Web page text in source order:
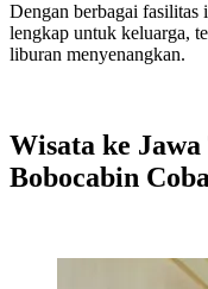
Dengan berbagai fasilitas
lengkap untuk keluarga,
liburan menyenangkan.
Wisata ke
Bobocabin